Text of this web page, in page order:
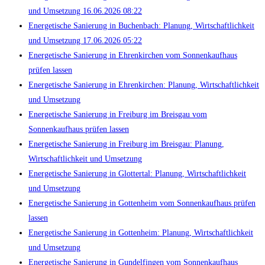
und Umsetzung 16.06.2026 08:22
Energetische Sanierung in Buchenbach: Planung, Wirtschaftlichkeit
und Umsetzung 17.06.2026 05:22
Energetische Sanierung in Ehrenkirchen vom Sonnenkaufhaus
prüfen lassen
Energetische Sanierung in Ehrenkirchen: Planung, Wirtschaftlichkeit
und Umsetzung
Energetische Sanierung in Freiburg im Breisgau vom
Sonnenkaufhaus prüfen lassen
Energetische Sanierung in Freiburg im Breisgau: Planung,
Wirtschaftlichkeit und Umsetzung
Energetische Sanierung in Glottertal: Planung, Wirtschaftlichkeit
und Umsetzung
Energetische Sanierung in Gottenheim vom Sonnenkaufhaus prüfen
lassen
Energetische Sanierung in Gottenheim: Planung, Wirtschaftlichkeit
und Umsetzung
Energetische Sanierung in Gundelfingen vom Sonnenkaufhaus